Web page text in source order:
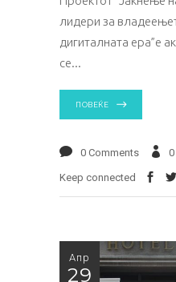
лидери за
дигиталната ера”е
се
ПОВЕЌЕ
0 Comments 0
Keep connected
Апр
29